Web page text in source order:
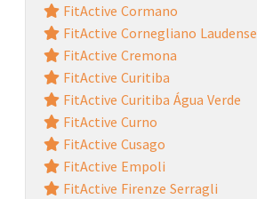
FitActive Cormano
FitActive Cornegliano Laudense
FitActive Cremona
FitActive Curitiba
FitActive Curitiba Água Verde
FitActive Curno
FitActive Cusago
FitActive Empoli
FitActive Firenze Serragli